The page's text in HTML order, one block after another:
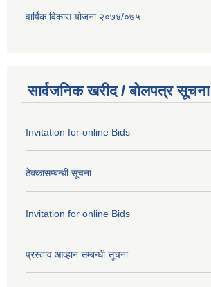
वार्षिक विकास योजना २०७४/०७५
सार्वजनिक खरीद / बोलपत्र सूचना
Invitation for online Bids
ठेक्कासम्बन्धी सूचना
Invitation for online Bids
प्रस्ताव आव्हान सम्बन्धी सूचना